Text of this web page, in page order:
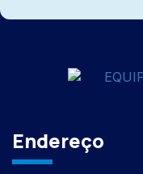
Endereço